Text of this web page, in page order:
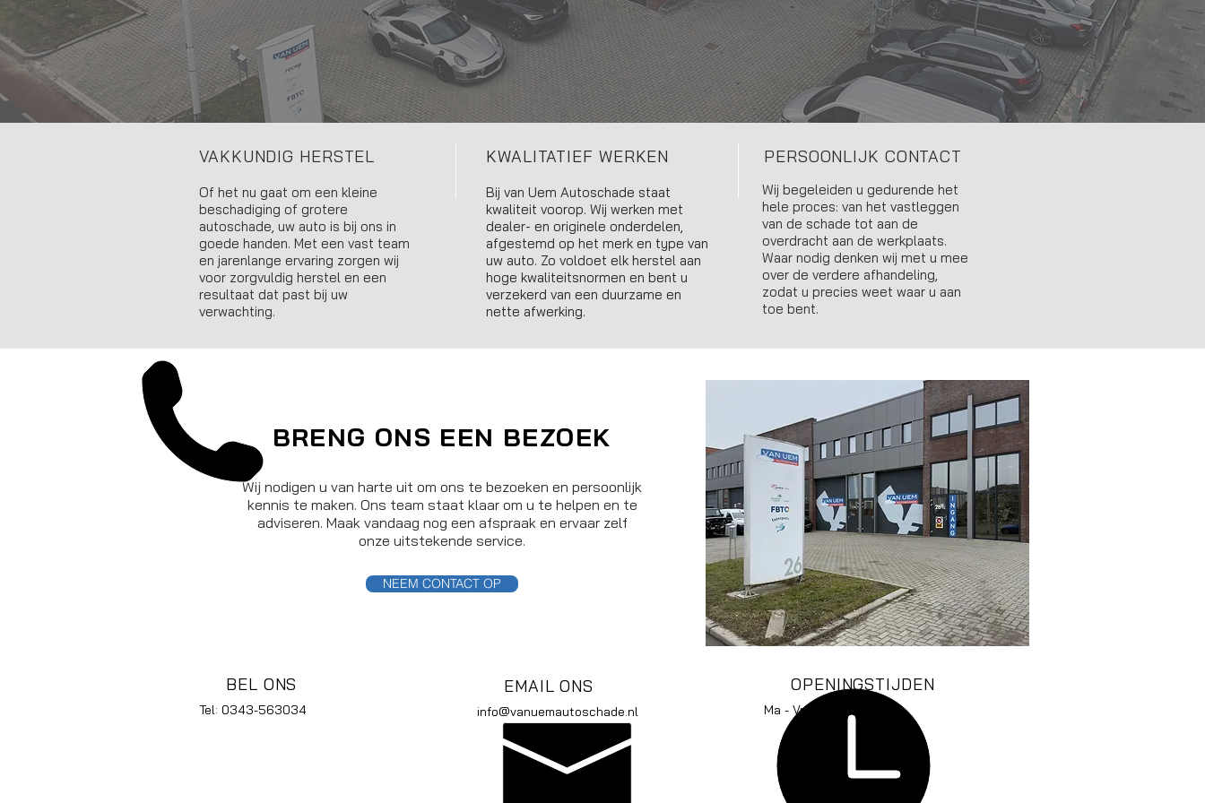
VAKKUNDIG HERSTEL
Of het nu gaat om een kleine
beschadiging of grotere
autoschade, uw auto is bij ons in
goede handen. Met een vast team
en jarenlange ervaring zorgen wij
voor zorgvuldig herstel en een
resultaat dat past bij uw
verwachting.
KWALITATIEF WERKEN
Bij van Uem Autoschade staat
kwaliteit voorop. Wij werken met
dealer- en originele onderdelen,
afgestemd op het merk en type van
uw auto. Zo voldoet elk herstel aan
hoge kwaliteitsnormen en bent u
verzekerd van een duurzame en
nette afwerking.
PERSOONLIJK CONTACT
Wij begeleiden u gedurende het
hele proces: van het vastleggen
van de schade tot aan de
overdracht aan de werkplaats.
Waar nodig denken wij met u mee
over de verdere afhandeling,
zodat u precies weet waar u aan
toe bent.
BRENG ONS EEN BEZOEK
Wij nodigen u van harte uit om ons te bezoeken en persoonlijk
kennis te maken. Ons team staat klaar om u te helpen en te
adviseren. Maak vandaag nog een afspraak en ervaar zelf
onze uitstekende service.
NEEM CONTACT OP
BEL ONS
Tel: 0343-563034
EMAIL ONS
info@vanuemautoschade.nl
OPENINGSTIJDEN
Ma - Vr: 07:30